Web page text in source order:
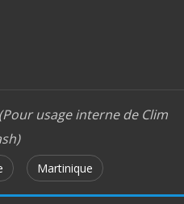
(Pour usage interne de Clim
Martinique